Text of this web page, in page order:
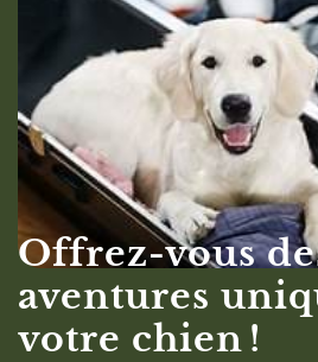
Offrez-vous
aventures
votre chien !